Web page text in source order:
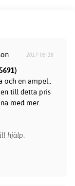
2017-05-18
och en ampel..
till detta pris
med mer.
hjälp.